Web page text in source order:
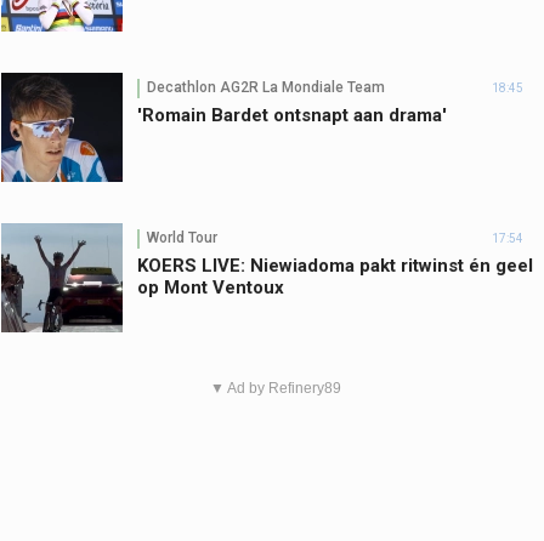
Decathlon AG2R La Mondiale Team 18:45
'Romain Bardet ontsnapt aan drama'
World Tour 17:54
KOERS LIVE: Niewiadoma pakt ritwinst én geel
op Mont Ventoux
▼ Ad by Refinery89